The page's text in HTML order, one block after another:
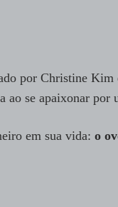
por Christine
ao se apaixonar por
em sua vida: o